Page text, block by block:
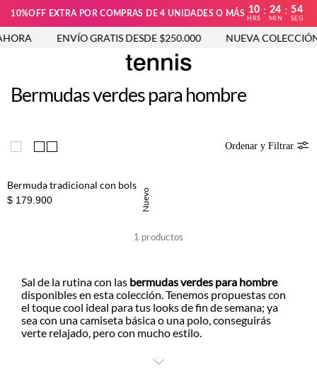
10%OFF EXTRA POR COMPRAS DE 4 UNIDADES O MÁS 10
HRS
: 24
MIN
: 54
SEG
ENVÍO GRATIS DESDE $250.000 NUEVA
Bermudas verdes para hombre
Ordenar y Filtrar
Nuevo
Bermuda tradicional con bolsillos diagonales en algodón verde oliva para hombre
$ 179.900
1 productos
Sal de la rutina con las bermudas verdes para hombre
disponibles en esta colección. Tenemos propuestas con
el toque cool ideal para tus looks de fin de semana; ya
sea con una camiseta básica o una polo, conseguirás
verte relajado, pero con mucho estilo.
Ahora, si lo que buscas es crear un outfit más casual, el